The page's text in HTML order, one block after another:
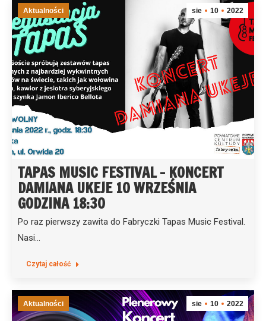
sie 10 2022
Aktualności
TAPAS MUSIC FESTIVAL – KONCERT
DAMIANA UKEJE 10 WRZEŚNIA
GODZINA 18:30
Po raz pierwszy zawita do Fabryczki Tapas Music Festival.
Nasi…
Czytaj całość
sie 10 2022
Aktualności